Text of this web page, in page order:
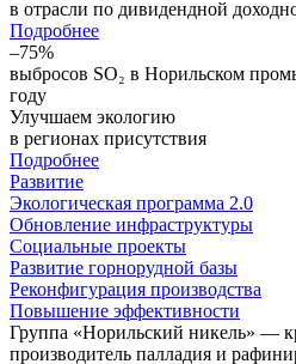
в отрасли по дивидендной
Подробнее
–75%
выбросов SO₂ в Норильском
году
Улучшаем экологию
в регионах присутствия
Подробнее
Развитие
Экологическая программа 2.0
Обновление инфраструктуры
Социальные проекты
Развитие горнорудной базы
Реконфигурация производства
Повышение эффективности
Группа «Норильский никель» —
производитель палладия и